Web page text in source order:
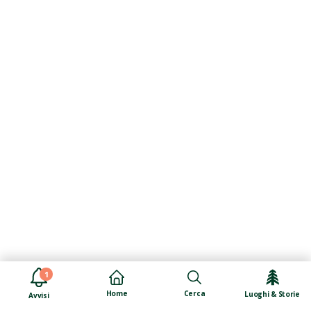
1
Avvisi Home Cerca Luoghi & Storie